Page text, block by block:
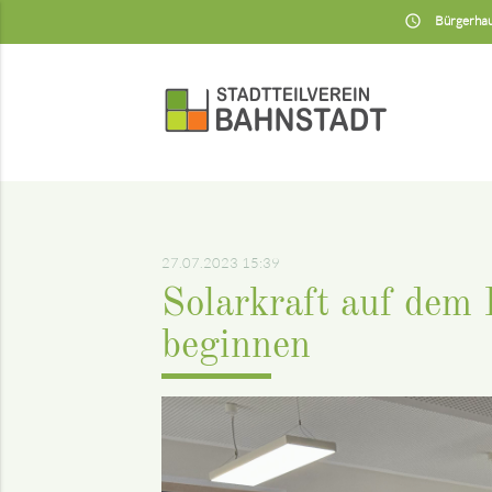
insert_schedule
27.07.2023 15:39
Solarkraft auf dem
beginnen